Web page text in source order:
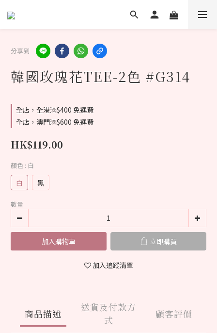
分享到
韓國玫瑰花TEE-2色 #G314
全店，全港滿$400 免運費
全店，澳門滿$600 免運費
HK$119.00
顏色 : 白
白 黑
數量
加入購物車 立即購買
加入追蹤清單
商品描述
送貨及付款方
式
顧客評價